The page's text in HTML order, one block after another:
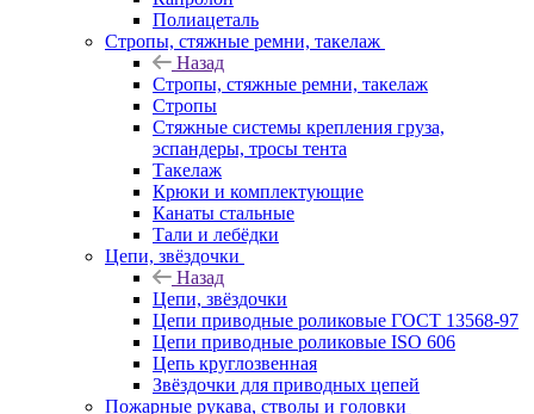
Полиацеталь
Стропы, стяжные ремни, такелаж
Назад
Стропы, стяжные ремни, такелаж
Стропы
Стяжные системы крепления груза,
эспандеры, тросы тента
Такелаж
Крюки и комплектующие
Канаты стальные
Тали и лебёдки
Цепи, звёздочки
Назад
Цепи, звёздочки
Цепи приводные роликовые ГОСТ 13568-97
Цепи приводные роликовые ISO 606
Цепь круглозвенная
Звёздочки для приводных цепей
Пожарные рукава, стволы и головки